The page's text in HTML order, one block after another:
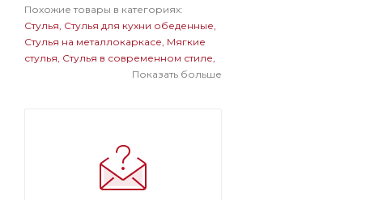
Похожие товары в категориях:
Стулья Стулья для кухни обеденные
Стулья на металлокаркасе Мягкие
стулья Стулья в современном стиле
Стулья бархатные с обивкой из
обивкой из велюра на
металлокаркасе Мягкие темные
Мягкие стулья велюровые
Показать больше